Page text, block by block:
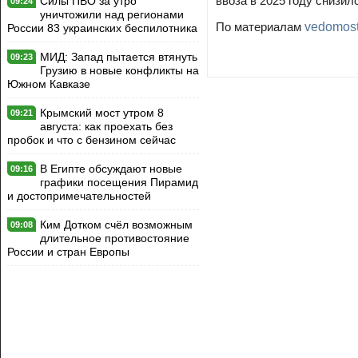
уничтожили над регионами
России 83 украинских беспилотника
09:23
МИД: Запад пытается втянуть
Грузию в новые конфликты на
Южном Кавказе
09:21
Крымский мост утром 8
августа: как проехать без
пробок и что с бензином сейчас
09:16
В Египте обсуждают новые
графики посещения Пирамид
и достопримечательностей
09:08
Ким Дотком счёл возможным
длительное противостояние
России и стран Европы
По материалам